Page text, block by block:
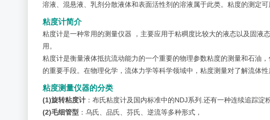
溶液、混悬液、乳剂分散液体和表面活性剂的溶液属于此类。粘度的测定可
粘度计简介
粘度计是一种常用的测量仪器 ，主要应用于粘稠度比较大的液态以及固
用。
粘度计是衡量液体抵抗流动能力的一个重要的物理参数粘度的测量和石油
的重要手段。在物理化学，流体力学等科学领域中，粘度测量对了解流体性
粘度测量仪器的分类
(1)旋转粘度计 ：布氏粘度计及国内标准中的NDJ系列.还有一种连续追踪
(2)毛细管型 ：乌氏、品氏、芬氏、逆流等多种形式，